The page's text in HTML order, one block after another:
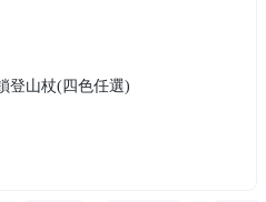
登山杖(四色任選)